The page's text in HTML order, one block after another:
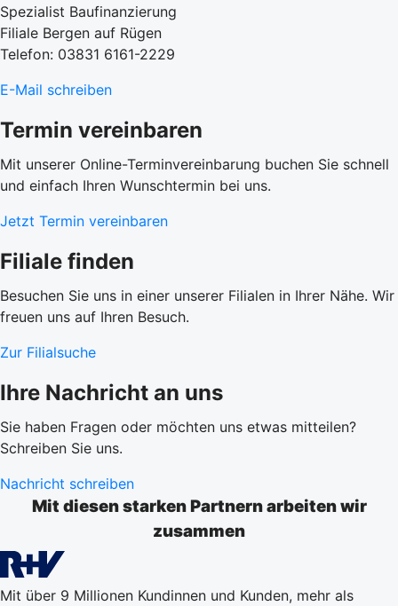
Spezialist Baufinanzierung
Filiale Bergen auf Rügen
Telefon: 03831 6161-2229
E-Mail schreiben
Termin vereinbaren
Mit unserer Online-Terminvereinbarung buchen Sie schnell
und einfach Ihren Wunschtermin bei uns.
Jetzt Termin vereinbaren
Filiale finden
Besuchen Sie uns in einer unserer Filialen in Ihrer Nähe. Wir
freuen uns auf Ihren Besuch.
Zur Filialsuche
Ihre Nachricht an uns
Sie haben Fragen oder möchten uns etwas mitteilen?
Schreiben Sie uns.
Nachricht schreiben
Mit diesen starken Partnern arbeiten wir
zusammen
Mit über 9 Millionen Kundinnen und Kunden, mehr als